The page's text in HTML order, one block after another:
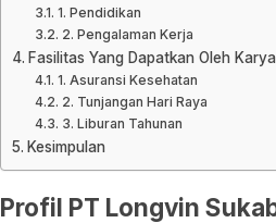
1. Pendidikan
2. Pengalaman Kerja
Fasilitas Yang Dapatkan Oleh
1. Asuransi Kesehatan
2. Tunjangan Hari Raya
3. Liburan Tahunan
Kesimpulan
Profil PT Longvin